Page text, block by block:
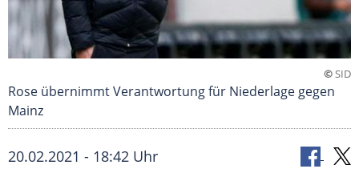
©SID
Rose übernimmt Verantwortung für Niederlage gegen
Mainz
20.02.2021 - 18:42 Uhr